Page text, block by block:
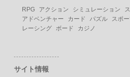
RPG アクション シミュレーション
アドベンチャー
カード パズル スポ
レーシング ボード カジノ
サイト情報